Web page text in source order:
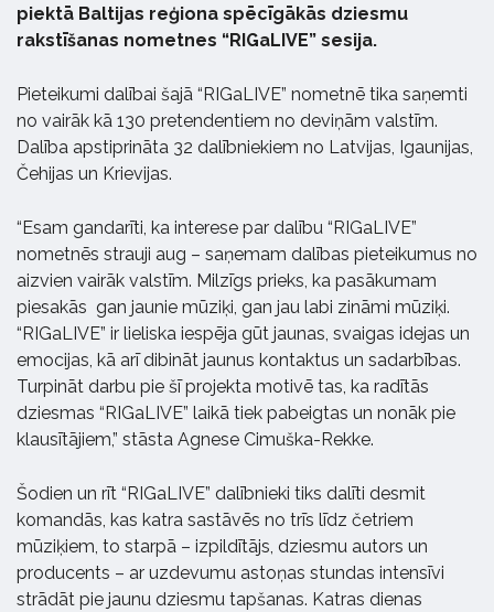
piektā Baltijas reģiona spēcīgākās dziesmu
rakstīšanas nometnes “RIGaLIVE” sesija.
Pieteikumi dalībai šajā “RIGaLIVE” nometnē tika saņemti
no vairāk kā 130 pretendentiem no deviņām valstīm.
Dalība apstiprināta 32 dalībniekiem no Latvijas, Igaunijas,
Čehijas un Krievijas.
“Esam gandarīti, ka interese par dalību “RIGaLIVE”
nometnēs strauji aug – saņemam dalības pieteikumus no
aizvien vairāk valstīm. Milzīgs prieks, ka pasākumam
piesakās gan jaunie mūziķi, gan jau labi zināmi mūziķi.
“RIGaLIVE” ir lieliska iespēja gūt jaunas, svaigas idejas un
emocijas, kā arī dibināt jaunus kontaktus un sadarbības.
Turpināt darbu pie šī projekta motivē tas, ka radītās
dziesmas “RIGaLIVE” laikā tiek pabeigtas un nonāk pie
klausītājiem,” stāsta Agnese Cimuška-Rekke.
Šodien un rīt “RIGaLIVE” dalībnieki tiks dalīti desmit
komandās, kas katra sastāvēs no trīs līdz četriem
mūziķiem, to starpā – izpildītājs, dziesmu autors un
producents – ar uzdevumu astoņas stundas intensīvi
strādāt pie jaunu dziesmu tapšanas. Katras dienas